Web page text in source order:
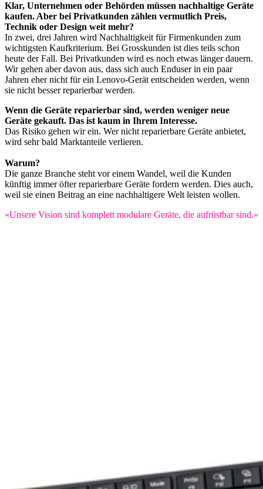
Klar, Unternehmen oder Behörden müssen nachhaltige Geräte
kaufen. Aber bei Privatkunden zählen vermutlich Preis,
Technik oder Design weit mehr?
In zwei, drei Jahren wird Nachhaltigkeit für Firmenkunden zum
wichtigsten Kaufkriterium. Bei Grosskunden ist dies teils schon
heute der Fall. Bei Privatkunden wird es noch etwas länger dauern.
Wir gehen aber davon aus, dass sich auch Enduser in ein paar
Jahren eher nicht für ein Lenovo-Gerät entscheiden werden, wenn
sie nicht besser reparierbar werden.
Wenn die Geräte reparierbar sind, werden weniger neue
Geräte gekauft. Das ist kaum in Ihrem Interesse.
Das Risiko gehen wir ein. Wer nicht reparierbare Geräte anbietet,
wird sehr bald Marktanteile verlieren.
Warum?
Die ganze Branche steht vor einem Wandel, weil die Kunden
künftig immer öfter reparierbare Geräte fordern werden. Dies auch,
weil sie einen Beitrag an eine nachhaltigere Welt leisten wollen.
«Unsere Vision sind komplett modulare Geräte, die aufrüstbar sind.»